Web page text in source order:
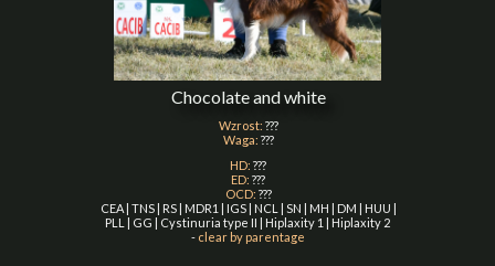
Chocolate and white
Wzrost: ???
Waga: ???
HD: ???
ED: ???
OCD: ???
CEA | TNS | RS | MDR1 | IGS | NCL | SN | MH | DM | HUU |
PLL | GG | Cystinuria type II | Hiplaxity 1 | Hiplaxity 2
- clear by parentage